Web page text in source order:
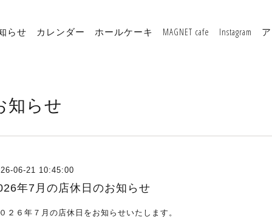
らせ カレンダー ホールケーキ MAGNET cafe Instagram
知らせ
06-21 10:45:00
年7月の店休日のお知らせ
２６年７月の店休日をお知らせいたします。